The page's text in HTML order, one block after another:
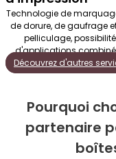
Technologie de
de dorure, de gaufrage
pelliculage, possibilité
d'applications
Découvrez d'autres
Pourquoi
partenaire